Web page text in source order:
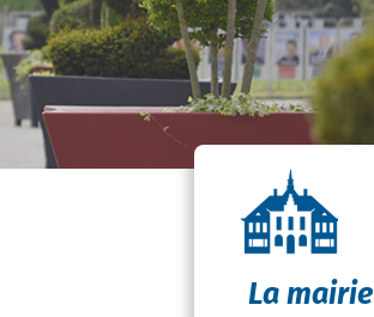
La mairie